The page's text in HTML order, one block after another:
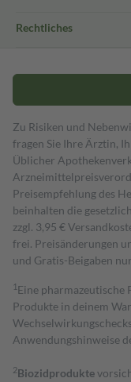
Rechtliches
Zu Risiken und
fragen Sie Ihre Ärztin,
Üblicher
Preisempfehlung des
beinhalten die
zzgl. 3,95 €
frei. Preisänderungen
und Gratis-Beigaben
1 Eine
Produkte in deinem
Anwendungshinweise
2Biozidprodukte